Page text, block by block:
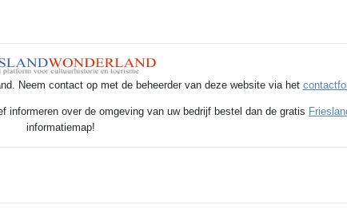
Neem contact op met de beheerder van deze website via het
over de omgeving van uw bedrijf bestel dan de gratis
informatiemap!